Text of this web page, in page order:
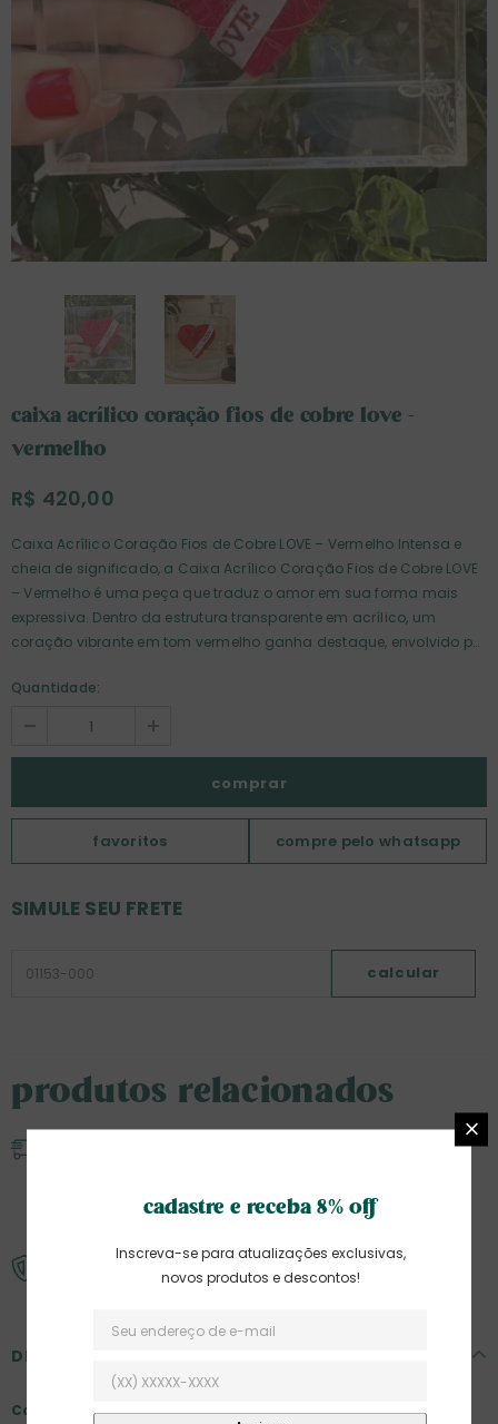
caixa acrílico coração fios de cobre love -
vermelho
R$ 420,00
Caixa Acrílico Coração Fios de Cobre LOVE – Vermelho Intensa e
cheia de significado, a Caixa Acrílico Coração Fios de Cobre LOVE
– Vermelho é uma peça que traduz o amor em sua forma mais
expressiva. Dentro da estrutura transparente em acrílico, um
coração vibrante em tom vermelho ganha destaque, envolvido por
contemporâneo. O detalhe da faixa com a palavra “LOVE” reforça
profundidade e um visual leve, mesmo com sua presença
marcante. Descrição do Produto: Cor: Vermelho Dimensões: 10cm
(altura) x 10cm (largura) x 4cm (profundidade) Material: Fios de
cobre com revestimento colorido + caixa em acrílico de alta
decorativos, trazendo um toque de romance moderno e
Quantidade:
favoritos compre pelo whatsapp
SIMULE SEU FRETE
calcular
produtos relacionados
SUDESTE e R$ 699 para as DEMAIS REGIÕES
Entrega imediata a partir do processamento do pedido
DESCRIÇÃO
Caixa Acrílico Coração Fios de Cobre LOVE – Vermelho
cadastre e receba 8% off
Inscreva-se para atualizações exclusivas,
novos produtos e descontos!